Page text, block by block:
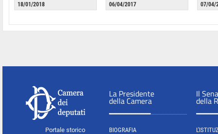
18/01/2018 06/04/2017 07/04/
Portale storico
La Presidente
della Camera
BIOGRAFIA
Il
della